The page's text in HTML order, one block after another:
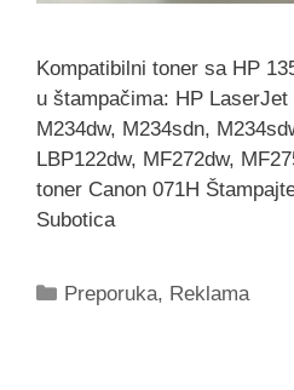
Kompatibilni toner sa HP
u štampačima: HP LaserJet
M234dw, M234sdn,
LBP122dw, MF272dw,
toner Canon 071H
Subotica
Categories
Preporuka, Reklama